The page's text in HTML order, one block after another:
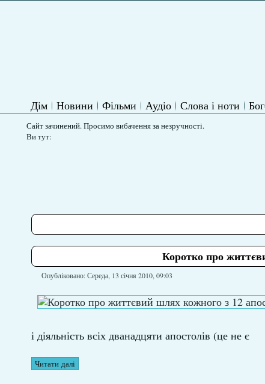
Дім Новини Фільми Аудіо Слова і ноти
Сайт зачинений. Просимо вибачення за незручності.
Ви тут:
Коротко про
Опубліковано: Середа, 13 січня 2010, 09:03
і діяльність всіх дванадцяти апостолів (це не є
Читати далі